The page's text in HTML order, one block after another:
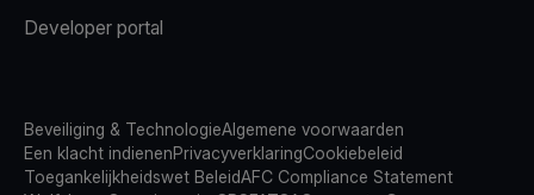
Developer portal
Beveiliging & TechnologieAlgemene voorwaarden
Een klacht indienenPrivacyverklaringCookiebeleid
Toegankelijkheidswet BeleidAFC Compliance Statement